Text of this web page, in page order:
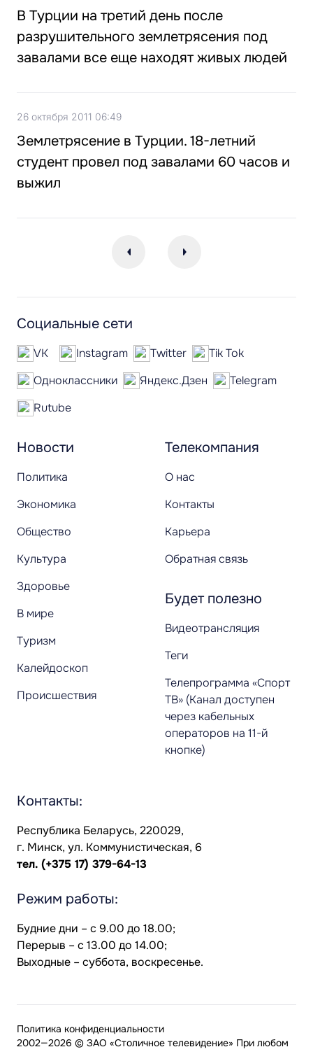
В Турции на третий день после
разрушительного землетрясения под
завалами все еще находят живых людей
26 октября 2011 06:49
Землетрясение в Турции. 18-летний
студент провел под завалами 60 часов и
выжил
Новости
Политика
Экономика
Общество
Культура
Здоровье
В мире
Туризм
Калейдоскоп
Происшествия
Телекомпания
О нас
Контакты
Карьера
Обратная связь
Будет полезно
Видеотрансляция
Теги
Телепрограмма «Спорт
ТВ» (Канал доступен
через кабельных
операторов на 11-й
кнопке)
Социальные сети
VK Instagram Twitter
Tik Tok
Одноклассники
Яндекс.Дзен
Telegram
Rutube
Контакты:
Республика Беларусь, 220029,
г. Минск, ул. Коммунистическая, 6
тел. (+375 17) 379-64-13
Режим работы:
Будние дни – с 9.00 до 18.00;
Перерыв – с 13.00 до 14.00;
Выходные – суббота, воскресенье.
2002—2026 © ЗАО «Столичное телевидение» При любом
Политика конфиденциальности